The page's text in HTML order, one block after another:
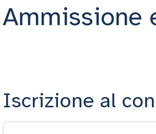
Ammissione
Iscrizione al